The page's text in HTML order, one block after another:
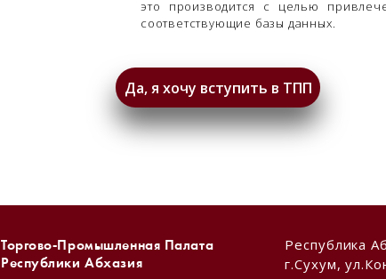
это производится с целью
соответствующие базы данных.
Торгово-Промышленная Палата
Республики Абхазия
Республика
г.Сухум,